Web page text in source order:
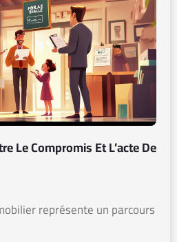
Le Compromis Et L’acte De
représente un parcours